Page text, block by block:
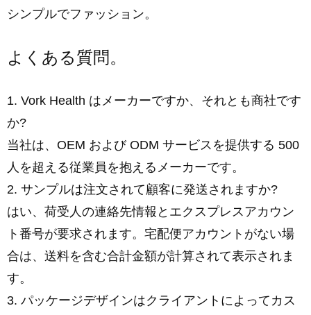
シンプルでファッション。
よくある質問。
1. Vork Health はメーカーですか、それとも商社です
か?
当社は、OEM および ODM サービスを提供する 500
人を超える従業員を抱えるメーカーです。
2. サンプルは注文されて顧客に発送されますか?
はい、荷受人の連絡先情報とエクスプレスアカウン
ト番号が要求されます。宅配便アカウントがない場
合は、送料を含む合計金額が計算されて表示されま
す。
3. パッケージデザインはクライアントによってカス